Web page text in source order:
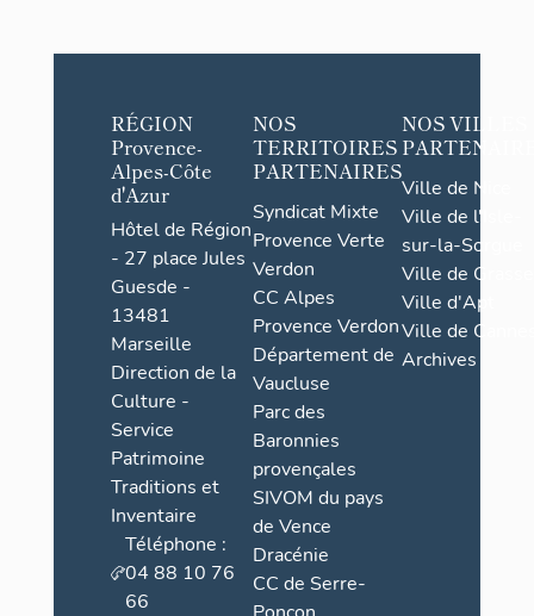
RÉGION
Provence-
Alpes-Côte
d'Azur
Hôtel de Région
- 27 place Jules
Guesde -
13481
Marseille
Direction de la
Culture -
Service
Patrimoine
Traditions et
Inventaire
Téléphone :
04 88 10 76
66
NOS
TERRITOIRES
PARTENAIRES
Syndicat Mixte
Provence Verte
Verdon
CC Alpes
Provence Verdon
Département de
Vaucluse
Parc des
Baronnies
provençales
SIVOM du pays
de Vence
Dracénie
CC de Serre-
NOS VILLES
Ville de Nice
Ville de l'Isle-
sur-la-Sorgue
Ville de Grasse
Ville d'Apt
Ville de
Archives